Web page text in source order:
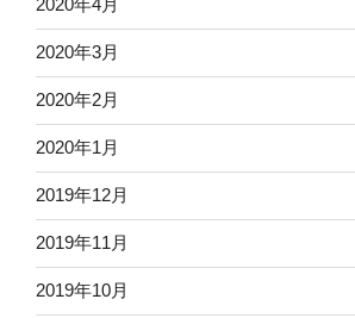
2020年4月
2020年3月
2020年2月
2020年1月
2019年12月
2019年11月
2019年10月